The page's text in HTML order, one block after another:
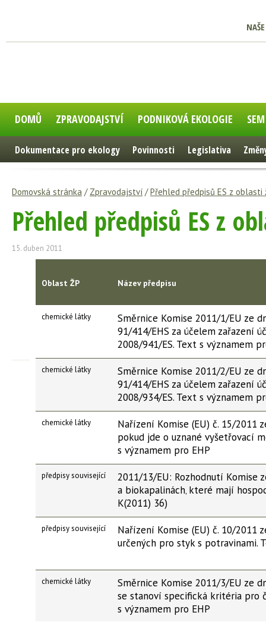
DOMŮ ZPRAVODAJSTVÍ PODNIKOVÁ EKOLOGIE
Dokumentace pro ekology Povinnosti Legislativa
Domovská stránka / Zpravodajství /Přehled předpisů ES z
Přehled předpisů ES z
15. duben 2011
Oblast ŽP Název předpisu
chemické látky
Směrnice Komise 2011/1/EU ze
91/414/EHS za účelem zařazení
2008/941/ES. Text s významem
chemické látky
Směrnice Komise 2011/2/EU ze
91/414/EHS za účelem zařazení
2008/934/ES. Text s významem
chemické látky
Nařízení Komise (EU) č. 15/2011
pokud jde o uznané vyšetřovací
s významem pro EHP
předpisy související
2011/13/EU: Rozhodnutí Komise
a biokapalinách‚ které mají
K(2011) 36)
předpisy související
Nařízení Komise (EU) č. 10/2011
určených pro styk s potravinami.
chemické látky
Směrnice Komise 2011/3/EU ze
se stanoví specifická kritéria pro
s významem pro EHP